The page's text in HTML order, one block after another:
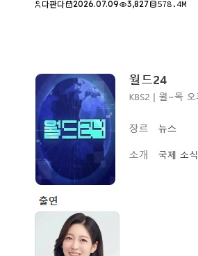
다판다 2026.07.09 3,827 578.4M